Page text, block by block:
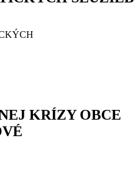
KRÍZY OBCE